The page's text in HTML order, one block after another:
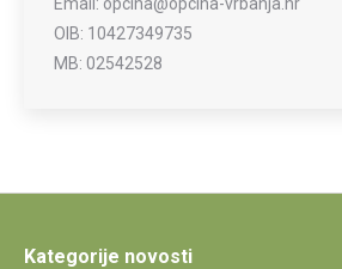
OIB: 10427349735
MB: 02542528
Kategorije novosti